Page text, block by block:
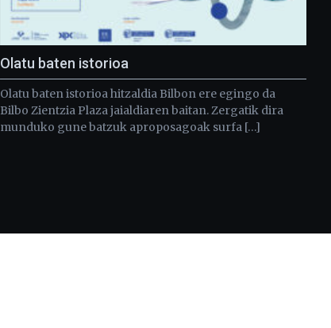
Olatu baten istorioa
Olatu baten istorioa hitzaldia Bilbon ere egingo da
Bilbo Zientzia Plaza jaialdiaren baitan. Zergatik dira
munduko gune batzuk aproposagoak surfa […]